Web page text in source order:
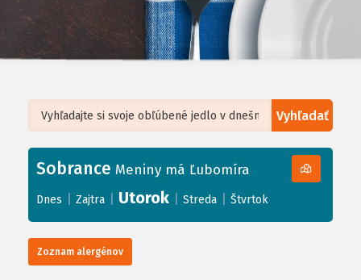
Vyhľadať
+
−
Leaflet| ©OpenStreetMap, Tiles courtesy ofHumanitarian OpenStreetMap
Sobrance Meniny má Ľubomíra
Dnes Zajtra Utorok Streda Štvrtok
Zoznam alergénov